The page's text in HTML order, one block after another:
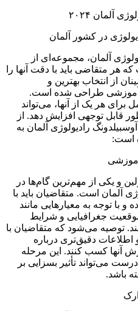
در کشور آلمان
آلمان، مجموعه‌ای از
هر متقاضی باید با دقت آنها را
از انتخاب بهترین و
آموزشی طراحی شده است.
برای هر یک از آنها، می‌تواند
قابل توجهی افزایش دهد. از
رادیولوژی آلمان به
است:
و یکی از مهم‌ترین گام‌ها در
آلمان است. متقاضیان باید با
با توجه به معیارهایی مانند
جغرافیایی و شرایط
توصیه می‌شود که متقاضیان با
اطلاعات دقیق‌تری درباره
آنها کسب کنند. این مرحله
می‌تواند تأثیر بسزایی بر
باشد.